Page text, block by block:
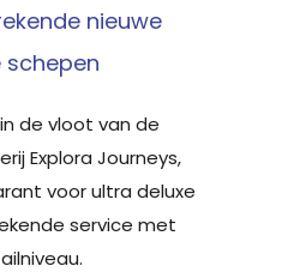
nieuwe
schepen
de vloot van de
Explora Journeys,
voor ultra deluxe
service met